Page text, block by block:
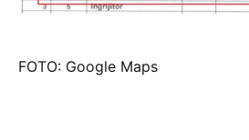
FOTO: Google Maps